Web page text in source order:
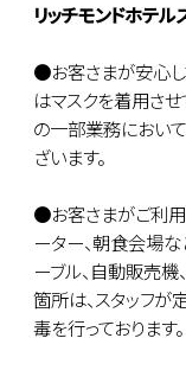
リッチモンドホテ
●お客さまが安心し
はマスクを着用させ
の一部業務において
ざいます。
●お客さまがご利用
ーター、朝食会場な
ーブル、自動販売機
箇所は、スタッフ
毒を行っております。